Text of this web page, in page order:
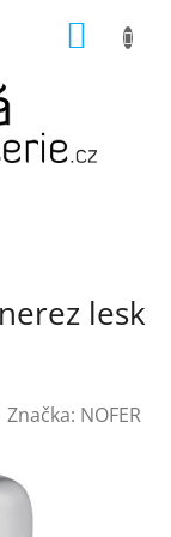
lesk
Značka: NOFER